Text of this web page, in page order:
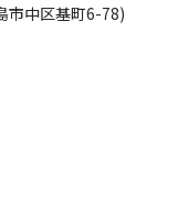
市中区基町6-78)